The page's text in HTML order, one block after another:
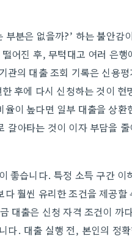
분은 없을까?’ 하는 불안감
어진 후, 무턱대고 여러 은
의 대출 조회 기록은 신용
후에 다시 신청하는 것이
이 높다면 일부 대출을 상
아타는 것이 이자 부담을
좋습니다. 특정 소득 구간 이
훨씬 유리한 조건을 제공
대출은 신청 자격 조건이 까
다. 대출 실행 전, 본인의 정